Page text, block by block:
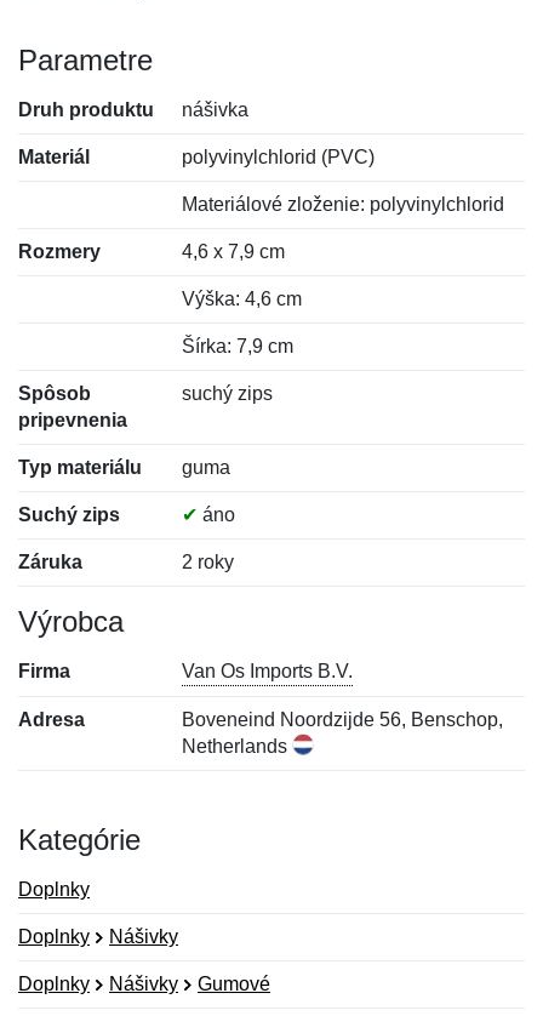
Parametre
Druh produktu nášivka
Materiál polyvinylchlorid (PVC)
Materiálové zloženie: polyvinylchlorid
Rozmery 4,6 x 7,9 cm
Výška: 4,6 cm
Šírka: 7,9 cm
Spôsob
pripevnenia
suchý zips
Typ materiálu guma
Suchý zips ✔ áno
Záruka 2 roky
Výrobca
Firma Van Os Imports B.V.
Adresa
Boveneind Noordzijde 56, Benschop,
Netherlands
Kategórie
Doplnky
Doplnky Nášivky
Doplnky Nášivky Gumové